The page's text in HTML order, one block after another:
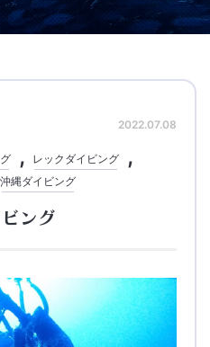
レックダイビング
沖縄ダイビング
2022.07.08
ング